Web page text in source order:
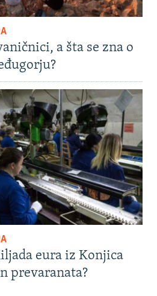
a šta se zna o
eura iz Konjica
prevaranata?